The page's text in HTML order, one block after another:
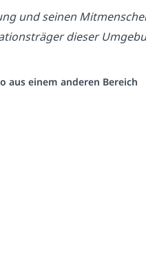
und seinen
dieser
aus einem anderen Bereich